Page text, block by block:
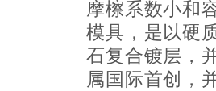
摩檫系数小和
模具，是以硬
石复合镀层，
属国际首创，